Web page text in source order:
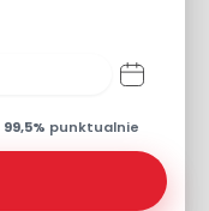
99,5% punktualnie